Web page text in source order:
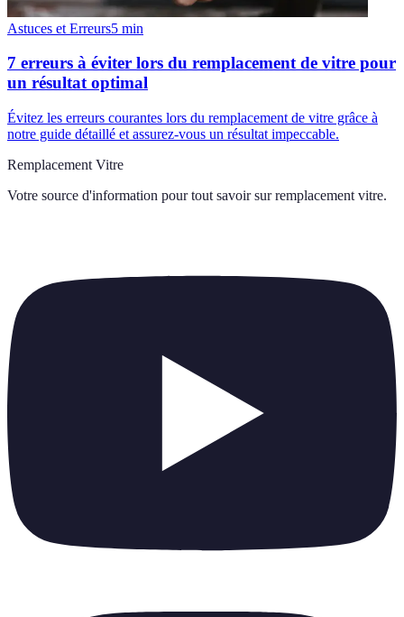
Astuces et Erreurs5 min
7 erreurs à éviter lors du remplacement de vitre pour
un résultat optimal
Évitez les erreurs courantes lors du remplacement de vitre grâce à
notre guide détaillé et assurez-vous un résultat impeccable.
Remplacement Vitre
Votre source d'information pour tout savoir sur remplacement vitre.